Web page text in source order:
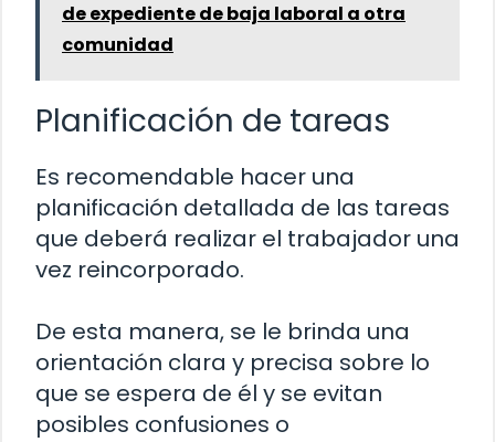
de expediente de baja laboral a otra
comunidad
Planificación de tareas
Es recomendable hacer una
planificación detallada de las tareas
que deberá realizar el trabajador una
vez reincorporado.
De esta manera, se le brinda una
orientación clara y precisa sobre lo
que se espera de él y se evitan
posibles confusiones o